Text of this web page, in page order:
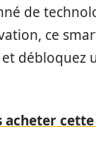
de
ce
et
acheter